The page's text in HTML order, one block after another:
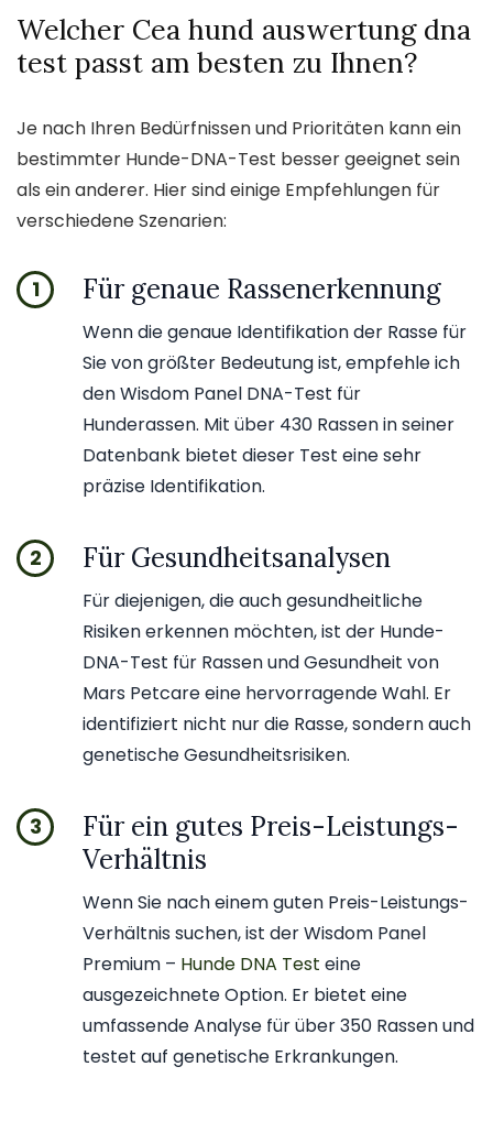
Welcher Cea hund auswertung dna
test passt am besten zu Ihnen?
Je nach Ihren Bedürfnissen und Prioritäten kann ein
bestimmter Hunde-DNA-Test besser geeignet sein
als ein anderer. Hier sind einige Empfehlungen für
verschiedene Szenarien:
1 Für genaue Rassenerkennung
Wenn die genaue Identifikation der Rasse für
Sie von größter Bedeutung ist, empfehle ich
den Wisdom Panel DNA-Test für
Hunderassen. Mit über 430 Rassen in seiner
Datenbank bietet dieser Test eine sehr
präzise Identifikation.
2 Für Gesundheitsanalysen
Für diejenigen, die auch gesundheitliche
Risiken erkennen möchten, ist der Hunde-
DNA-Test für Rassen und Gesundheit von
Mars Petcare eine hervorragende Wahl. Er
identifiziert nicht nur die Rasse, sondern auch
genetische Gesundheitsrisiken.
3
Für ein gutes Preis-Leistungs-
Verhältnis
Wenn Sie nach einem guten Preis-Leistungs-
Verhältnis suchen, ist der Wisdom Panel
Premium – Hunde DNA Test eine
ausgezeichnete Option. Er bietet eine
umfassende Analyse für über 350 Rassen und
testet auf genetische Erkrankungen.